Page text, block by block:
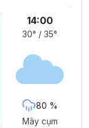
14:00
30° / 35°
80 %
Mây cụm